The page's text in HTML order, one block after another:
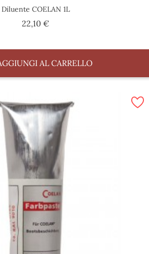
Diluente COELAN 1L
22,10 €Prezzo
AL CARRELLO